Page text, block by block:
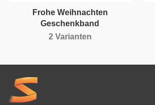
Frohe Weihnachten
Geschenkband
2 Varianten